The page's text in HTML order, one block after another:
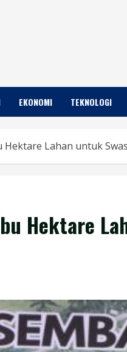
EKONOMI TEKNOLOGI
Hektare Lahan untuk
Hektare